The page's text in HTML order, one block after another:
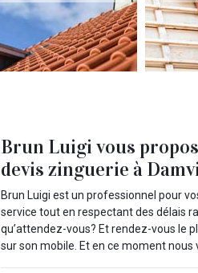
Brun Luigi vous
devis zinguerie à
Brun Luigi est un professionnel pour
service tout en respectant des délais
qu’attendez-vous? Et rendez-vous le
sur son mobile. Et en ce moment nous